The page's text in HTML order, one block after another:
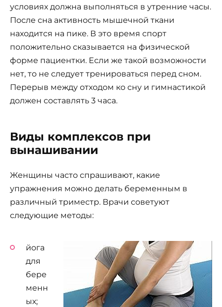
условиях должна выполняться в утренние часы.
После сна активность мышечной ткани
находится на пике. В это время спорт
положительно сказывается на физической
форме пациентки. Если же такой возможности
нет, то не следует тренироваться перед сном.
Перерыв между отходом ко сну и гимнастикой
должен составлять 3 часа.
Виды комплексов при
вынашивании
Женщины часто спрашивают, какие
упражнения можно делать беременным в
различный триместр. Врачи советуют
следующие методы:
йога
для
бере
менн
ых;